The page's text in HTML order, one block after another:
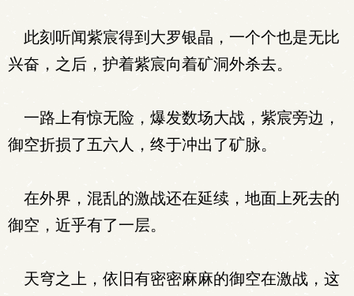
此刻听闻紫宸得到大罗银晶，一个个也是无比
兴奋，之后，护着紫宸向着矿洞外杀去。
一路上有惊无险，爆发数场大战，紫宸旁边，
御空折损了五六人，终于冲出了矿脉。
在外界，混乱的激战还在延续，地面上死去的
御空，近乎有了一层。
天穹之上，依旧有密密麻麻的御空在激战，这